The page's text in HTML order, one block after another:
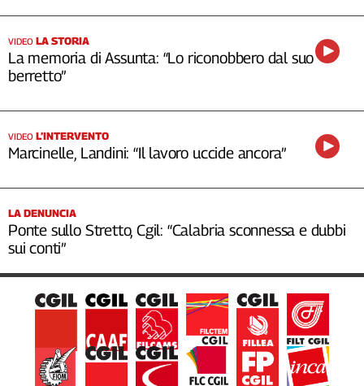
VIDEO LA STORIA
La memoria di Assunta: “Lo riconobbero dal suo
berretto”
VIDEO L’INTERVENTO
Marcinelle, Landini: “Il lavoro uccide ancora”
LA DENUNCIA
Ponte sullo Stretto, Cgil: “Calabria sconnessa e dubbi
sui conti”